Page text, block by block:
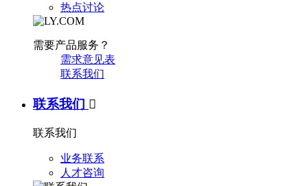
热点讨论
需要产品服务？
需求意见表
联系我们
联系我们 
联系我们
业务联系
人才咨询